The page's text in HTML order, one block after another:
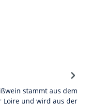
stammt aus dem
Loire und wird aus der